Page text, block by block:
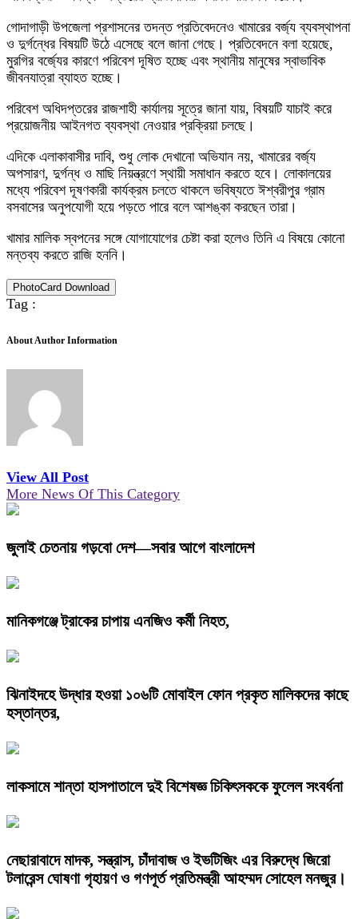
গোদাগাড়ী উপজেলা প্রশাসনের তদন্ত প্রতিবেদনেও খামারের বর্জ্য ব্যবস্থাপনা
ও দুর্গন্ধের বিষয়টি উঠে এসেছে বলে জানা গেছে। প্রতিবেদনে বলা হয়েছে,
মুরগির বর্জ্যের কারণে পরিবেশ দূষিত হচ্ছে এবং স্থানীয় মানুষের স্বাভাবিক
জীবনযাত্রা ব্যাহত হচ্ছে।
পরিবেশ অধিদপ্তরের রাজশাহী কার্যালয় সূত্রে জানা যায়, বিষয়টি যাচাই করে
প্রয়োজনীয় আইনগত ব্যবস্থা নেওয়ার প্রক্রিয়া চলছে।
এদিকে এলাকাবাসীর দাবি, শুধু লোক দেখানো অভিযান নয়, খামারের বর্জ্য
অপসারণ, দুর্গন্ধ ও মাছি নিয়ন্ত্রণে স্থায়ী সমাধান করতে হবে। লোকালয়ের
মধ্যে পরিবেশ দূষণকারী কার্যক্রম চলতে থাকলে ভবিষ্যতে ঈশ্বরীপুর গ্রাম
বসবাসের অনুপযোগী হয়ে পড়তে পারে বলে আশঙ্কা করছেন তারা।
খামার মালিক স্বপনের সঙ্গে যোগাযোগের চেষ্টা করা হলেও তিনি এ বিষয়ে কোনো
মন্তব্য করতে রাজি হননি।
PhotoCard Download
Tag :
About Author Information
View All Post
More News Of This Category
জুলাই চেতনায় গড়বো দেশ—সবার আগে বাংলাদেশ
মানিকগঞ্জে ট্রাকের চাপায় এনজিও কর্মী নিহত,
ঝিনাইদহে উদ্ধার হওয়া ১০৬টি মোবাইল ফোন প্রকৃত মালিকদের কাছে
হস্তান্তর,
লাকসামে শান্তা হাসপাতালে দুই বিশেষজ্ঞ চিকিৎসককে ফুলেল সংবর্ধনা
নেছারাবাদে মাদক, সন্ত্রাস, চাঁদাবাজ ও ইভটিজিং এর বিরুদ্ধে জিরো
টলারেন্স ঘোষণা গৃহায়ণ ও গণপূর্ত প্রতিমন্ত্রী আহম্মদ সোহেল মনজুর।